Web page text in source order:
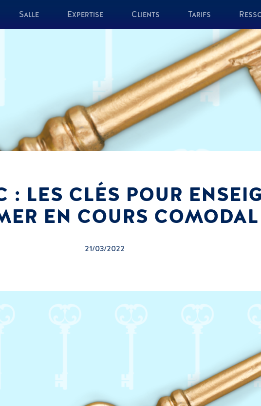
Salle Expertise Clients Tarifs
: LES CLÉS POUR
EN COURS COMODAL
21/03/2022